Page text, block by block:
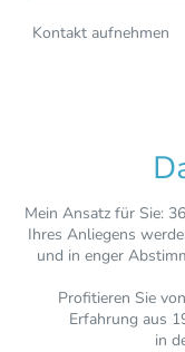
Kontakt aufnehmen
Mein Ansatz für Sie:
Ihres Anliegens
und in enger
Profitieren Sie
Erfahrung aus
in